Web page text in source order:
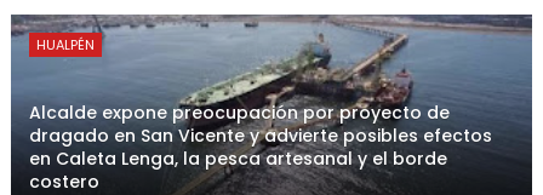
HUALPÉN
Alcalde expone preocupación por proyecto de
dragado en San Vicente y advierte posibles efectos
en Caleta Lenga, la pesca artesanal y el borde
costero